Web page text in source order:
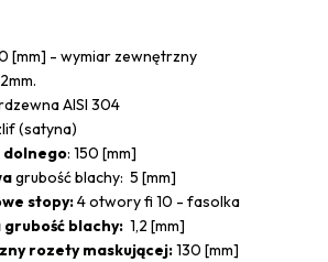
[mm] - wymiar zewnętrzny
AISI 304
(satyna)
dolnego: 150 [mm]
grubość blachy: 5 [mm]
stopy:4 otwory fi 10 - fasolka
blachy: 1,2 [mm]
rozety maskującej:130 [mm]